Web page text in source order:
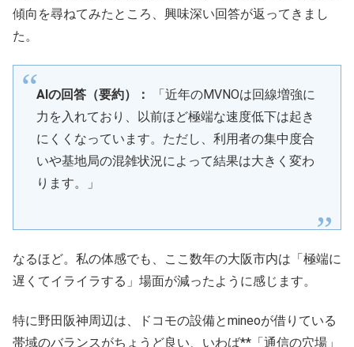
傾向を尋ねてみたところ、興味深い回答が返ってきまし
た。
AIの回答（要約）：
「近年のMVNOは回線増強に
力を入れており、以前ほど極端な速度低下は起き
にくくなっています。ただし、利用者の集中度合
いや基地局の混雑状況によって結果は大きく変わ
ります。」
なるほど。私の体感でも、ここ数年の大阪市内は「極端に
遅くてイライラする」場面が減ったように感じます。
特に野田阪神周辺は、ドコモの設備とmineoが借りている
帯域のバランスがちょうど良い、いわば**「通信の穴場」